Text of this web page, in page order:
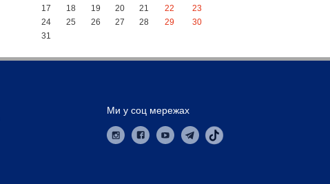
17
18 19 20 21 22
23
24
25 26 27 28 29
30
31
Ми у соц мережах